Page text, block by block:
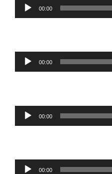
Tocador
00:00
Tocador
00:00
Tocador
00:00
Tocador
00:00